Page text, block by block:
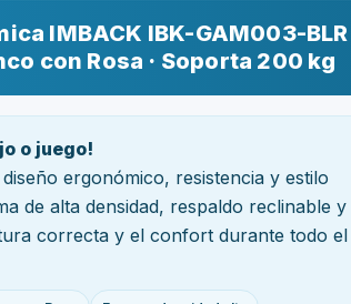
IMBACK IBK-GAM003-BLR |
con Rosa · Soporta 200 kg
o juego!
ergonómico, resistencia y estilo
de alta densidad, respaldo reclinable y
correcta y el confort durante todo el